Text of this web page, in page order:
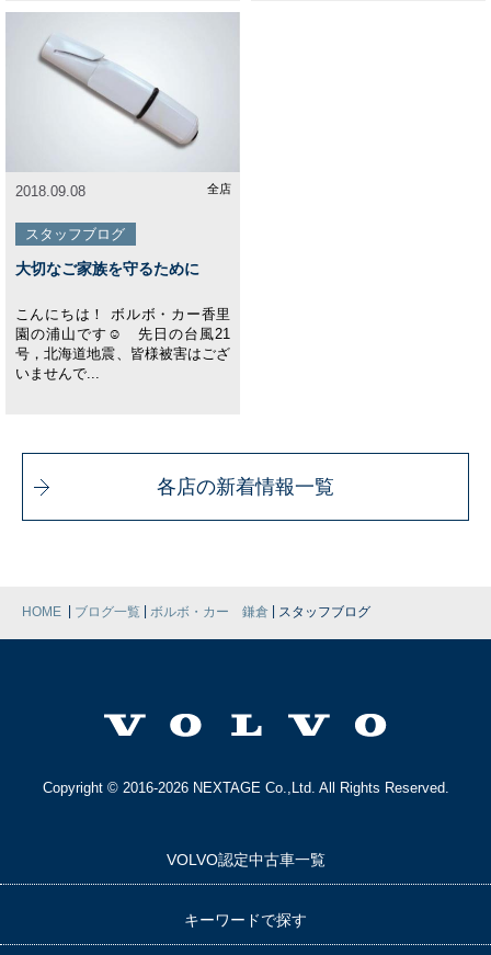
2018.09.08 全店
スタッフブログ
大切なご家族を守るために
こんにちは！ ボルボ・カー香里
園の浦山です☺ 先日の台風21
号，北海道地震、皆様被害はござ
いませんで...
各店の新着情報一覧
HOME ブログ一覧 ボルボ・カー 鎌倉 スタッフブログ
Copyright © 2016-2026 NEXTAGE Co.,Ltd. All Rights Reserved.
VOLVO認定中古車一覧
キーワードで探す